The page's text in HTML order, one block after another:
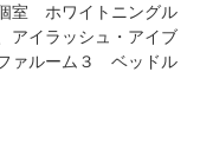
室 ホワイトニングル
アイラッシュ・アイブ
ァルーム３ ベッドル